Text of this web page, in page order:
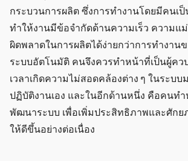
กระบวนการผลิต ซึ่งการทำงานโดยมีคนเ
ทำให้งานมีข้อจำกัดด้านความเร็ว ความแ
ผิดพลาดในการผลิตได้ง่ายกว่าการทำงานข
ระบบอัตโนมัติ คนจึงควรทำหน้าที่เป็นผู้ค
เวลาเกิดความไม่สอดคล้องต่าง ๆ ในระบบ
ปฏิบัติงานเอง และในอีกด้านหนึ่ง คือคนท
พัฒนาระบบ เพื่อเพิ่มประสิทธิภาพและศักย
ให้ดีขึ้นอย่างต่อเนื่อง